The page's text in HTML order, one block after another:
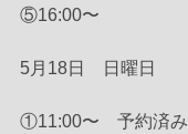
⑤16:00〜
5月18日　日曜日
①11:00〜　予約済み